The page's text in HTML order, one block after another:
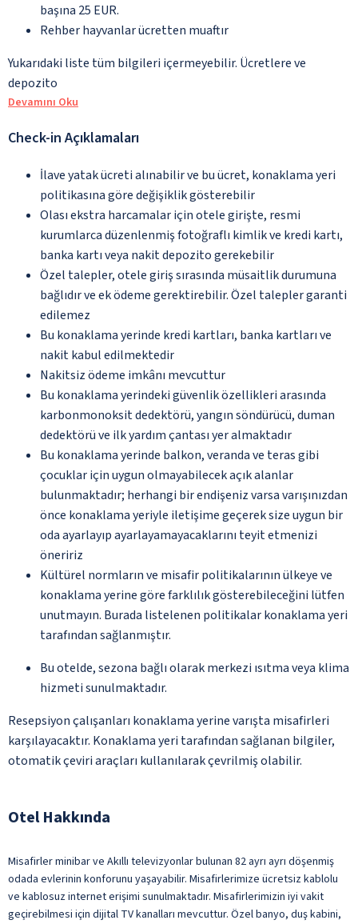
başına 25 EUR.
Rehber hayvanlar ücretten muaftır
Yukarıdaki liste tüm bilgileri içermeyebilir. Ücretlere ve
depozito
Devamını Oku
Check-in Açıklamaları
İlave yatak ücreti alınabilir ve bu ücret, konaklama yeri
politikasına göre değişiklik gösterebilir
Olası ekstra harcamalar için otele girişte, resmi
kurumlarca düzenlenmiş fotoğraflı kimlik ve kredi kartı,
banka kartı veya nakit depozito gerekebilir
Özel talepler, otele giriş sırasında müsaitlik durumuna
bağlıdır ve ek ödeme gerektirebilir. Özel talepler garanti
edilemez
Bu konaklama yerinde kredi kartları, banka kartları ve
nakit kabul edilmektedir
Nakitsiz ödeme imkânı mevcuttur
Bu konaklama yerindeki güvenlik özellikleri arasında
karbonmonoksit dedektörü, yangın söndürücü, duman
dedektörü ve ilk yardım çantası yer almaktadır
Bu konaklama yerinde balkon, veranda ve teras gibi
çocuklar için uygun olmayabilecek açık alanlar
bulunmaktadır; herhangi bir endişeniz varsa varışınızdan
önce konaklama yeriyle iletişime geçerek size uygun bir
oda ayarlayıp ayarlayamayacaklarını teyit etmenizi
öneririz
Kültürel normların ve misafir politikalarının ülkeye ve
konaklama yerine göre farklılık gösterebileceğini lütfen
unutmayın. Burada listelenen politikalar konaklama yeri
tarafından sağlanmıştır.
Bu otelde, sezona bağlı olarak merkezi ısıtma veya klima
hizmeti sunulmaktadır.
Resepsiyon çalışanları konaklama yerine varışta misafirleri
karşılayacaktır. Konaklama yeri tarafından sağlanan bilgiler,
otomatik çeviri araçları kullanılarak çevrilmiş olabilir.
Otel Hakkında
Misafirler minibar ve Akıllı televizyonlar bulunan 82 ayrı ayrı döşenmiş
odada evlerinin konforunu yaşayabilir. Misafirlerimize ücretsiz kablolu
ve kablosuz internet erişimi sunulmaktadır. Misafirlerimizin iyi vakit
geçirebilmesi için dijital TV kanalları mevcuttur. Özel banyo, duş kabini,